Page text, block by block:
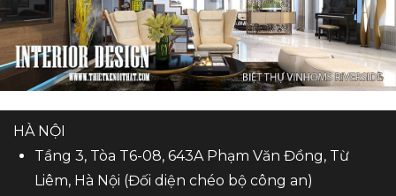
HÀ NỘI
Tầng 3, Tòa T6-08, 643A Phạm Văn Đồng, Từ
Liêm, Hà Nội (Đối diện chéo bộ công an)